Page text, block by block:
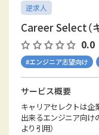
逆求人
Career Select（
0.0
#エンジニア志望向け
サービス概要
キャリアセレクトは企
出来るエンジニア向け
より引用）